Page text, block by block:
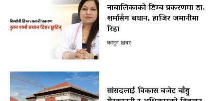
नाबालिकाको डिम्ब प्रकरणमा डा.
शर्मासँग बयान, हाजिर जमानीमा
रिहा
कानून खबर
सांसदलाई विकास बजेट बाँड्नु